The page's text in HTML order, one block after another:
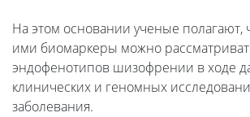
На этом основании ученые полагают,
ими биомаркеры можно
эндофенотипов шизофрении в ходе
клинических и геномных
заболевания.